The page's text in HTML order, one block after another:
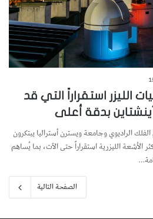
الليزر استقراراً التي قد
بدقة أعلى
الراديوي وجامعة ويسترن أستراليا يبتكرون
الأشعة الليزرية استقراراً حتى الآت، بما يُساهم
الصفحة التالية